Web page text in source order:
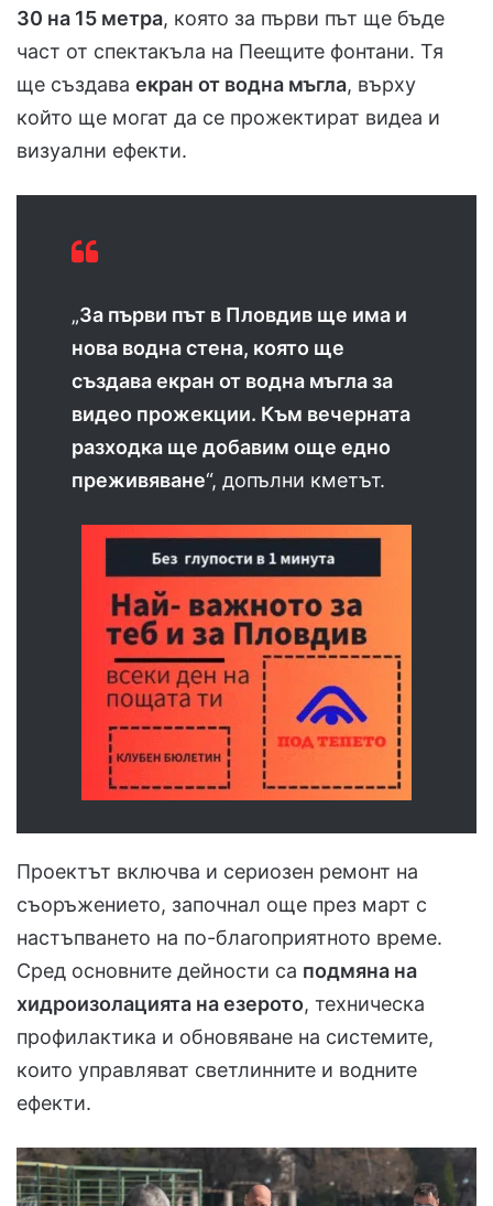
30 на 15 метра, която за първи път ще бъде
част от спектакъла на Пеещите фонтани. Тя
ще създава екран от водна мъгла, върху
който ще могат да се прожектират видеа и
визуални ефекти.
„За първи път в Пловдив ще има и
нова водна стена, която ще
създава екран от водна мъгла за
видео прожекции. Към вечерната
разходка ще добавим още едно
преживяване“, допълни кметът.
Проектът включва и сериозен ремонт на
съоръжението, започнал още през март с
настъпването на по-благоприятното време.
Сред основните дейности са подмяна на
хидроизолацията на езерото, техническа
профилактика и обновяване на системите,
които управляват светлинните и водните
ефекти.